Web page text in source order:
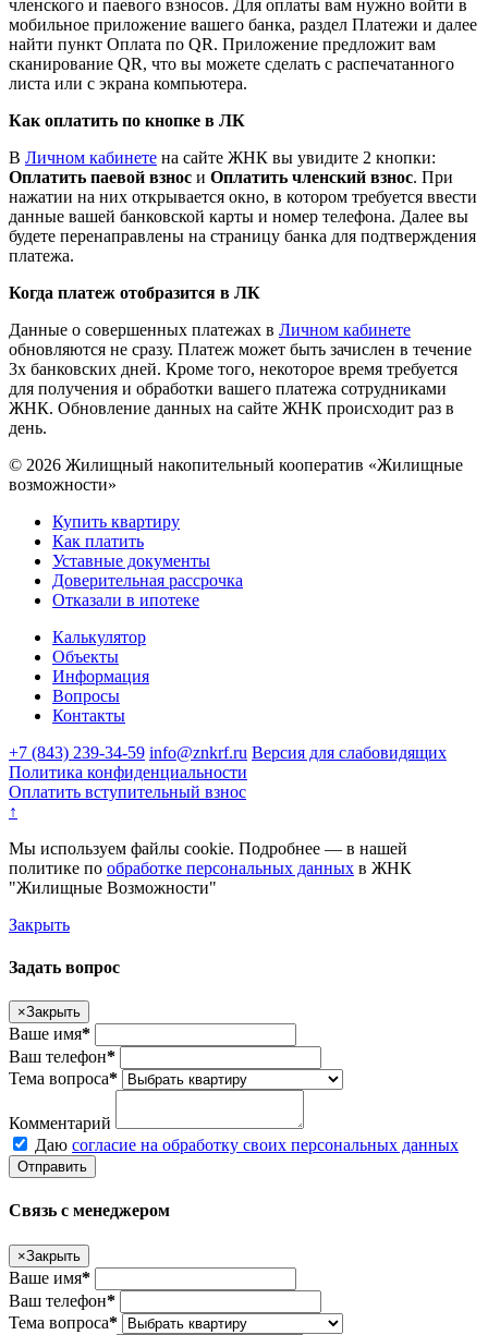
членского и паевого взносов. Для оплаты вам нужно войти в
мобильное приложение вашего банка, раздел Платежи и далее
найти пункт Оплата по QR. Приложение предложит вам
сканирование QR, что вы можете сделать с распечатанного
листа или с экрана компьютера.
Как оплатить по кнопке в ЛК
В Личном кабинете на сайте ЖНК вы увидите 2 кнопки:
Оплатить паевой взнос и Оплатить членский взнос. При
нажатии на них открывается окно, в котором требуется ввести
данные вашей банковской карты и номер телефона. Далее вы
будете перенаправлены на страницу банка для подтверждения
платежа.
Когда платеж отобразится в ЛК
Данные о совершенных платежах в Личном кабинете
обновляются не сразу. Платеж может быть зачислен в течение
3х банковских дней. Кроме того, некоторое время требуется
для получения и обработки вашего платежа сотрудниками
ЖНК. Обновление данных на сайте ЖНК происходит раз в
день.
© 2026 Жилищный накопительный кооператив «Жилищные
возможности»
Купить квартиру
Как платить
Уставные документы
Доверительная рассрочка
Отказали в ипотеке
Калькулятор
Объекты
Информация
Вопросы
Контакты
+7 (843) 239-34-59 info@znkrf.ru Версия для слабовидящих
Политика конфиденциальности
Оплатить вступительный взнос
↑
Мы используем файлы cookie. Подробнее — в нашей
политике по обработке персональных данных в ЖНК
"Жилищные Возможности"
Закрыть
Задать вопрос
×Закрыть
Ваше имя*
Ваш телефон*
Тема вопроса*
Комментарий
Даю согласие на обработку своих персональных данных
Отправить
Связь с менеджером
×Закрыть
Ваше имя*
Ваш телефон*
Тема вопроса*